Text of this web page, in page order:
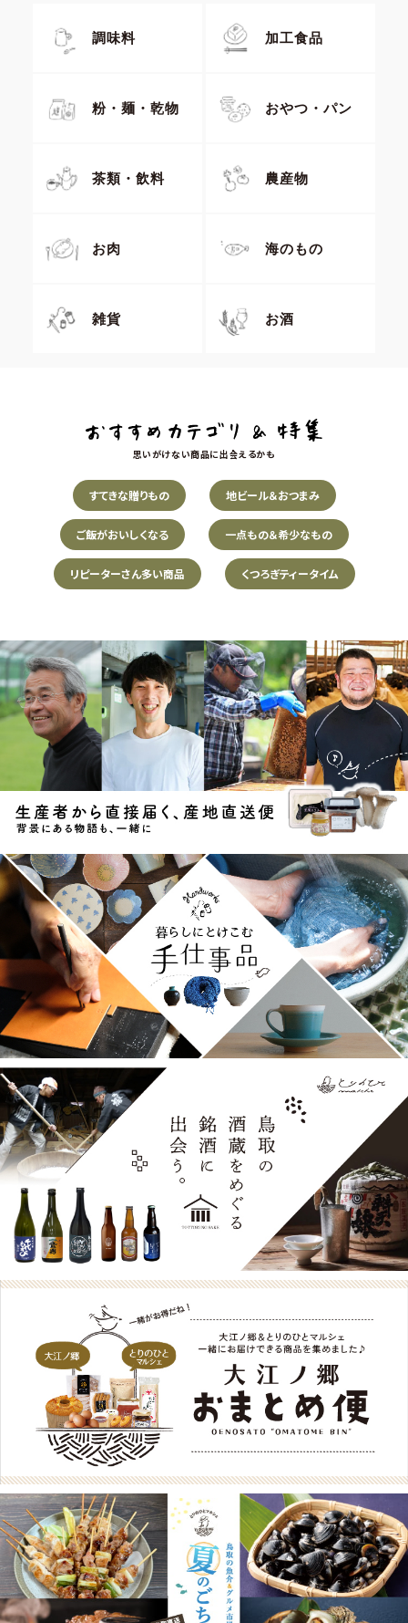
調味料 加工食品
粉・麺・乾物 おやつ・パン
茶類・飲料 農産物
お肉 海のもの
雑貨 お酒
思いがけない商品に出会えるかも
すてきな贈りもの 地ビール＆おつまみ
ご飯がおいしくなる 一点もの＆希少なもの
リピーターさん多い商品 くつろぎティータイム